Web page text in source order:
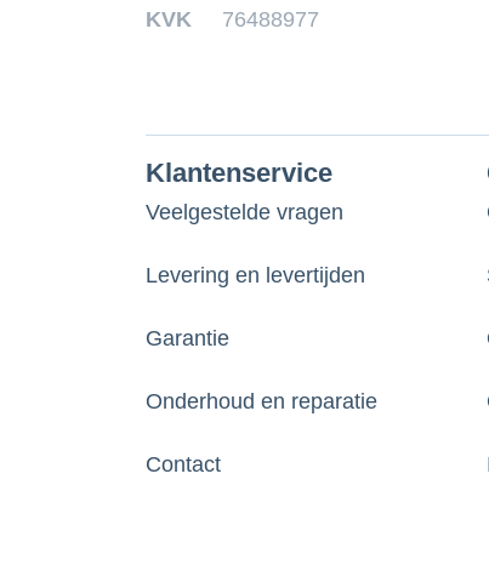
KVK 76488977
Klantenservice
Veelgestelde vragen
Levering en levertijden
Garantie
Onderhoud en reparatie
Contact